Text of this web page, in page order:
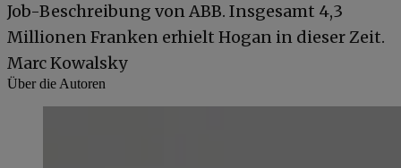
Job-Beschreibung von ABB. Insgesamt 4,3
Millionen Franken erhielt Hogan in dieser Zeit.
Marc Kowalsky
Über die Autoren